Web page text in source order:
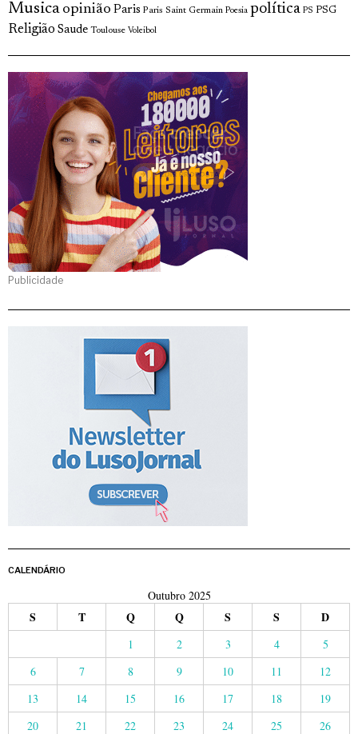
Musica opinião Paris Paris Saint Germain Poesia política PS PSG
Religião Saude Toulouse Voleibol
Publicidade
CALENDÁRIO
Outubro 2025
S T Q Q S S D
1 2 3 4
5
6
7 8 9 10 11
12
13
14 15 16 17 18
19
20
21 22 23 24 25 26